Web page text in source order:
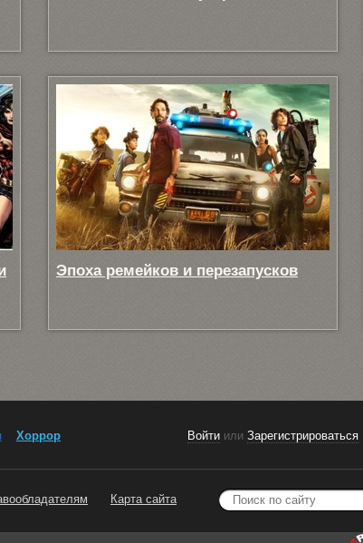
Эпоха ремейков и перезапусков
Хоррор Войти или Зарегистрироваться
Карта сайта